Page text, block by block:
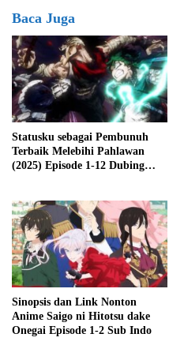
Baca Juga
Statusku sebagai Pembunuh
Terbaik Melebihi Pahlawan
(2025) Episode 1-12 Dubing
Sinopsis dan Link Nonton
Anime Saigo ni Hitotsu dake
Onegai Episode 1-2 Sub Indo